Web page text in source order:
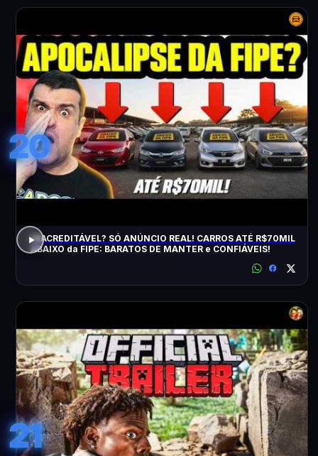
20
INACREDITÁVEL? SÓ ANÚNCIO REAL! CARROS ATÉ R$70MIL
ABAIXO da FIPE: BARATOS DE MANTER e CONFIÁVEIS!
21